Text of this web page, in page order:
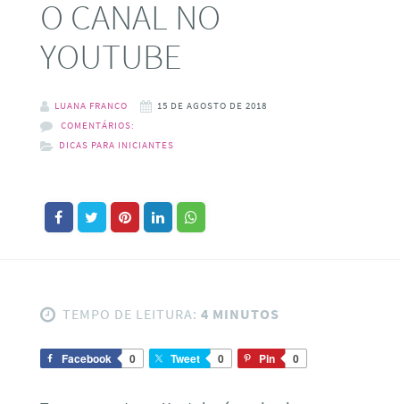
O CANAL NO
YOUTUBE
LUANA FRANCO
15 DE AGOSTO DE 2018
COMENTÁRIOS:
DICAS PARA INICIANTES
TEMPO DE LEITURA: 4 MINUTOS
Facebook 0 Tweet 0 Pin 0